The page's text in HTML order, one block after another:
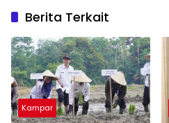
Berita Terkait
Kampar